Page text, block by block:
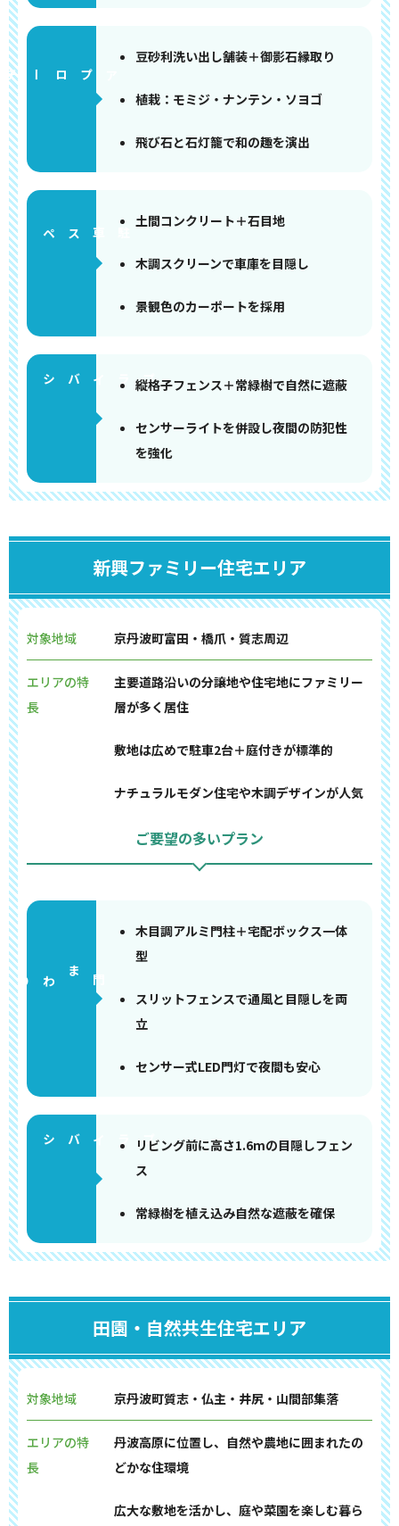
アプローチ
豆砂利洗い出し舗装＋御影石縁取り
植栽：モミジ・ナンテン・ソヨゴ
飛び石と石灯籠で和の趣を演出
土間コンクリート＋石目地
木調スクリーンで車庫を目隠し
景観色のカーポートを採用
縦格子フェンス＋常緑樹で自然に遮蔽
センサーライトを併設し夜間の防犯性
を強化
新興ファミリー住宅エリア
対象地域 京丹波町富田・橋爪・質志周辺
エリアの特
長
主要道路沿いの分譲地や住宅地にファミリー
層が多く居住
敷地は広めで駐車2台＋庭付きが標準的
ナチュラルモダン住宅や木調デザインが人気
ご要望の多いプラン
門まわり
木目調アルミ門柱＋宅配ボックス一体
型
スリットフェンスで通風と目隠しを両
立
センサー式LED門灯で夜間も安心
リビング前に高さ1.6mの目隠しフェン
ス
常緑樹を植え込み自然な遮蔽を確保
田園・自然共生住宅エリア
対象地域 京丹波町質志・仏主・井尻・山間部集落
エリアの特
長
丹波高原に位置し、自然や農地に囲まれたの
どかな住環境
広大な敷地を活かし、庭や菜園を楽しむ暮ら